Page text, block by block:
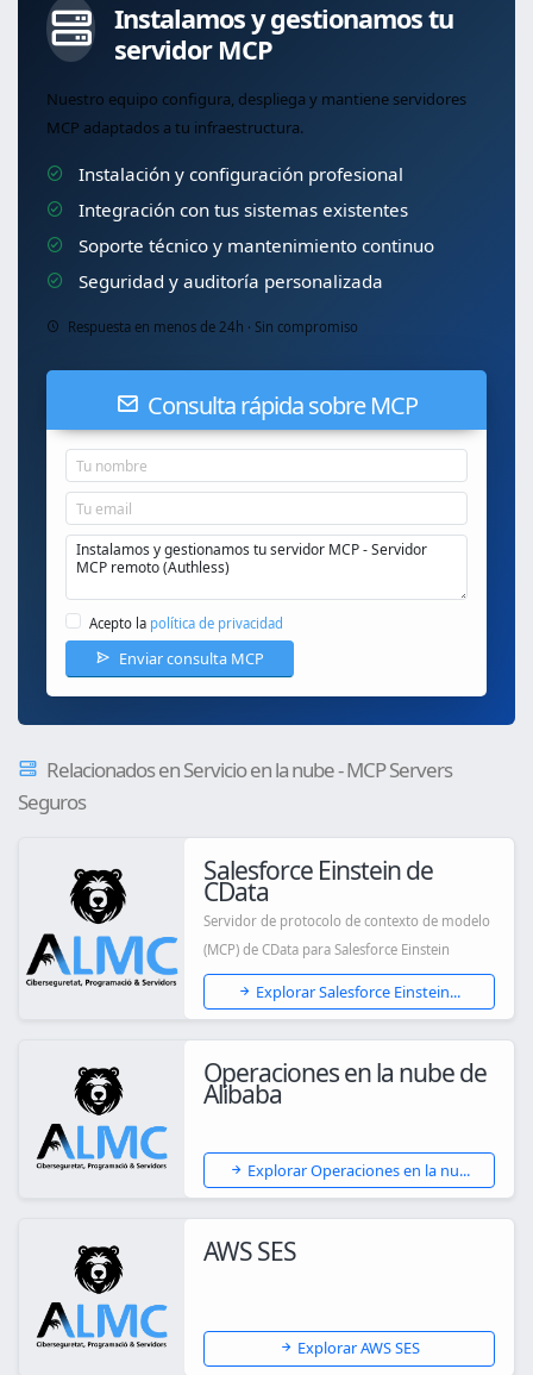
Instalamos y gestionamos tu
servidor MCP
Nuestro equipo configura, despliega y mantiene servidores
MCP adaptados a tu infraestructura.
Instalación y configuración profesional
Integración con tus sistemas existentes
Soporte técnico y mantenimiento continuo
Seguridad y auditoría personalizada
Respuesta en menos de 24h · Sin compromiso
Consulta rápida sobre MCP
Acepto la política de privacidad
Enviar consulta MCP
Relacionados en Servicio en la nube - MCP Servers
Seguros
Salesforce Einstein de
CData
Servidor de protocolo de contexto de modelo
(MCP) de CData para Salesforce Einstein
Explorar Salesforce Einstein...
Operaciones en la nube de
Alibaba
Explorar Operaciones en la nu...
AWS SES
Explorar AWS SES